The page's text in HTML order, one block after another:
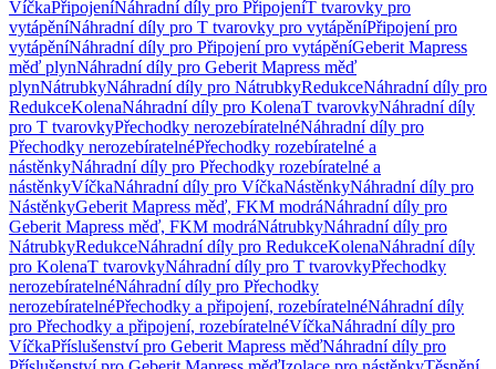
VíčkaPřipojeníNáhradní díly pro PřipojeníT tvarovky pro
vytápěníNáhradní díly pro T tvarovky pro vytápěníPřipojení pro
vytápěníNáhradní díly pro Připojení pro vytápěníGeberit Mapress
měď plynNáhradní díly pro Geberit Mapress měď
plynNátrubkyNáhradní díly pro NátrubkyRedukceNáhradní díly pro
RedukceKolenaNáhradní díly pro KolenaT tvarovkyNáhradní díly
pro T tvarovkyPřechodky nerozebíratelnéNáhradní díly pro
Přechodky nerozebíratelnéPřechodky rozebíratelné a
nástěnkyNáhradní díly pro Přechodky rozebíratelné a
nástěnkyVíčkaNáhradní díly pro VíčkaNástěnkyNáhradní díly pro
NástěnkyGeberit Mapress měď, FKM modráNáhradní díly pro
Geberit Mapress měď, FKM modráNátrubkyNáhradní díly pro
NátrubkyRedukceNáhradní díly pro RedukceKolenaNáhradní díly
pro KolenaT tvarovkyNáhradní díly pro T tvarovkyPřechodky
nerozebíratelnéNáhradní díly pro Přechodky
nerozebíratelnéPřechodky a připojení, rozebíratelnéNáhradní díly
pro Přechodky a připojení, rozebíratelnéVíčkaNáhradní díly pro
VíčkaPříslušenství pro Geberit Mapress měďNáhradní díly pro